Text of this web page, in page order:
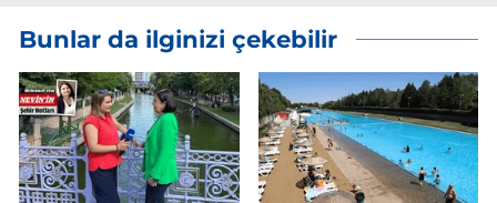
Bunlar da ilginizi çekebilir